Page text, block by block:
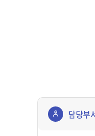
담당부